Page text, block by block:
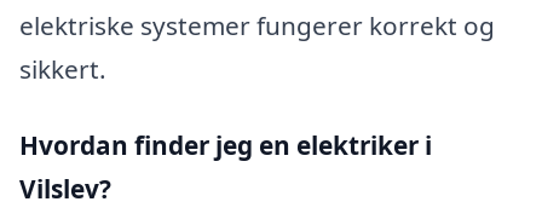
elektriske systemer fungerer korrekt og
sikkert.
Hvordan finder jeg en elektriker i
Vilslev?